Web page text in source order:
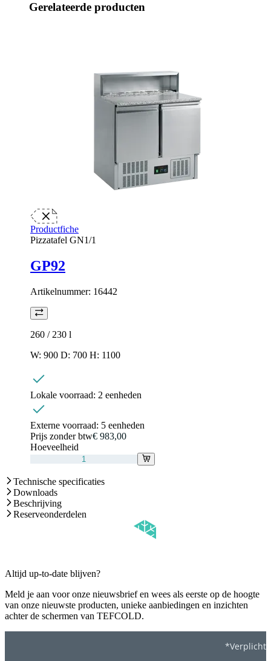
Gerelateerde producten
Productfiche
Pizzatafel GN1/1
GP92
Artikelnummer: 16442
260 / 230 l
W: 900 D: 700 H: 1100
Lokale voorraad: 2 eenheden
Externe voorraad: 5 eenheden
Prijs zonder btw€ 983,00
Hoeveelheid
Technische specificaties
Downloads
Beschrijving
Reserveonderdelen
Altijd up-to-date blijven?
Meld je aan voor onze nieuwsbrief en wees als eerste op de hoogte
van onze nieuwste producten, unieke aanbiedingen en inzichten
achter de schermen van TEFCOLD.
*Verplicht